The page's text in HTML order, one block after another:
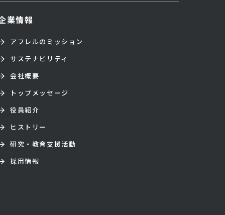
業情報
アフレルのミッション
サステナビリティ
会社概要
トップメッセージ
役員紹介
ヒストリー
研究・教育支援活動
採用情報